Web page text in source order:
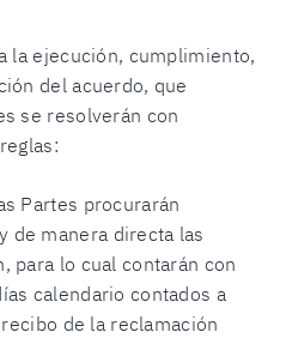
la ejecución, cumplimiento,
del acuerdo, que
se resolverán con
Partes procurarán
de manera directa las
para lo cual contarán con
calendario contados a
de la reclamación